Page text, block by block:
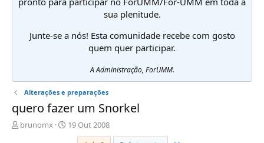
sua plenitude.
Junte-se a nós! Esta comunidade recebe com gosto
quem quer participar.
A Administração, ForUMM.
Alterações e preparações
quero fazer um Snorkel
Ibrunomx
D
19 Out 2008